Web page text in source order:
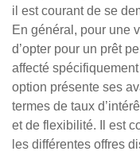
il est courant de se
En général, pour une
d’opter pour un prêt
affecté
option présente ses
termes de taux
et de flexibilité. Il est
les différentes offres